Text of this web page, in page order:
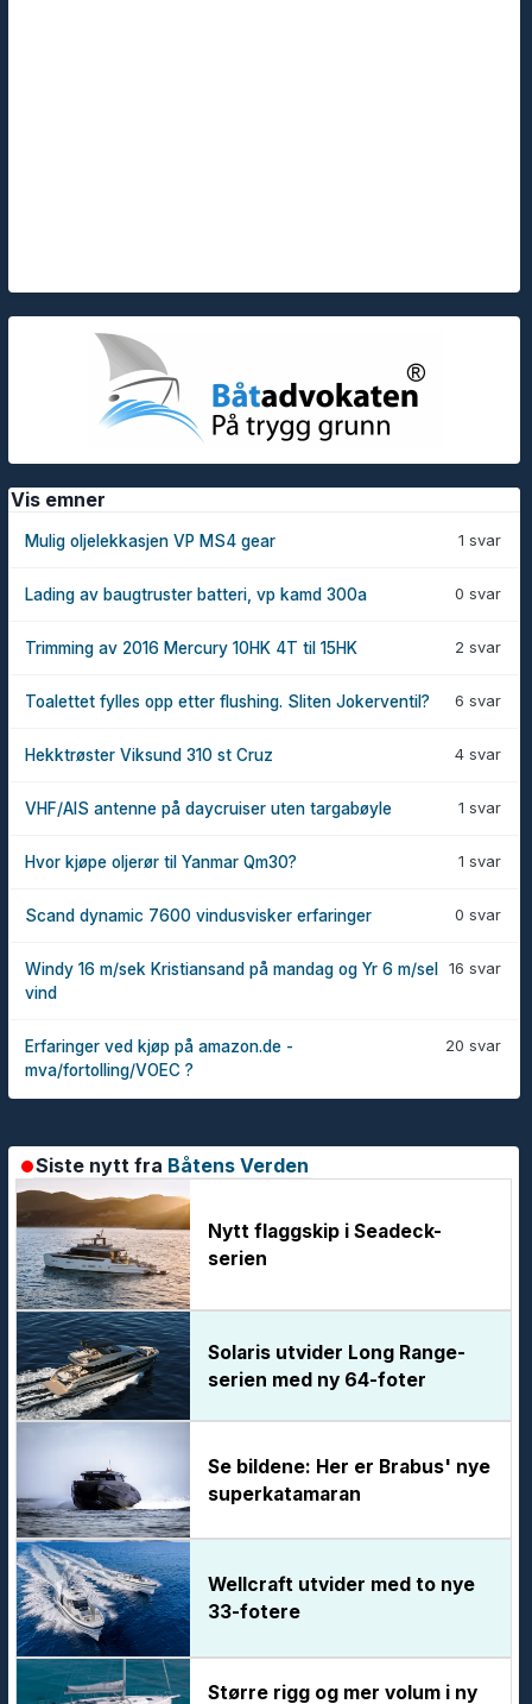
Vis emner
1 svar
Mulig oljelekkasjen VP MS4 gear
0 svar
Lading av baugtruster batteri, vp kamd 300a
2 svar
Trimming av 2016 Mercury 10HK 4T til 15HK
6 svar
Toalettet fylles opp etter flushing. Sliten Jokerventil?
4 svar
Hekktrøster Viksund 310 st Cruz
1 svar
VHF/AIS antenne på daycruiser uten targabøyle
1 svar
Hvor kjøpe oljerør til Yanmar Qm30?
0 svar
Scand dynamic 7600 vindusvisker erfaringer
16 svar
Windy 16 m/sek Kristiansand på mandag og Yr 6 m/sel
vind
20 svar
Erfaringer ved kjøp på amazon.de -
mva/fortolling/VOEC ?
Siste nytt fra Båtens Verden
Nytt flaggskip i Seadeck-
serien
Solaris utvider Long Range-
serien med ny 64-foter
Se bildene: Her er Brabus' nye
superkatamaran
Wellcraft utvider med to nye
33-fotere
Større rigg og mer volum i ny